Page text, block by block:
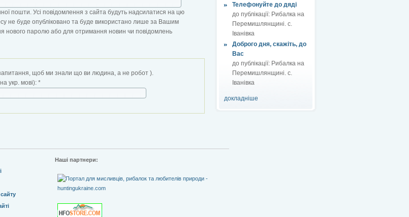
Телефонуйте до дяді
до публікації: Рибалка на
Перемишлянщині. с.
Іванівка
Доброго дня, скажіть, до
Вас
до публікації: Рибалка на
Перемишлянщині. с.
Іванівка
докладніше
пошти. Усі повідомлення з сайта будуть надсилатися на цю
не буде опубліковано та буде використано лише за Вашим
нового паролю або для отримання новин чи повідомлень
щоб ми знали що ви людина, а не робот ).
укр. мові): *
Наші партнери: